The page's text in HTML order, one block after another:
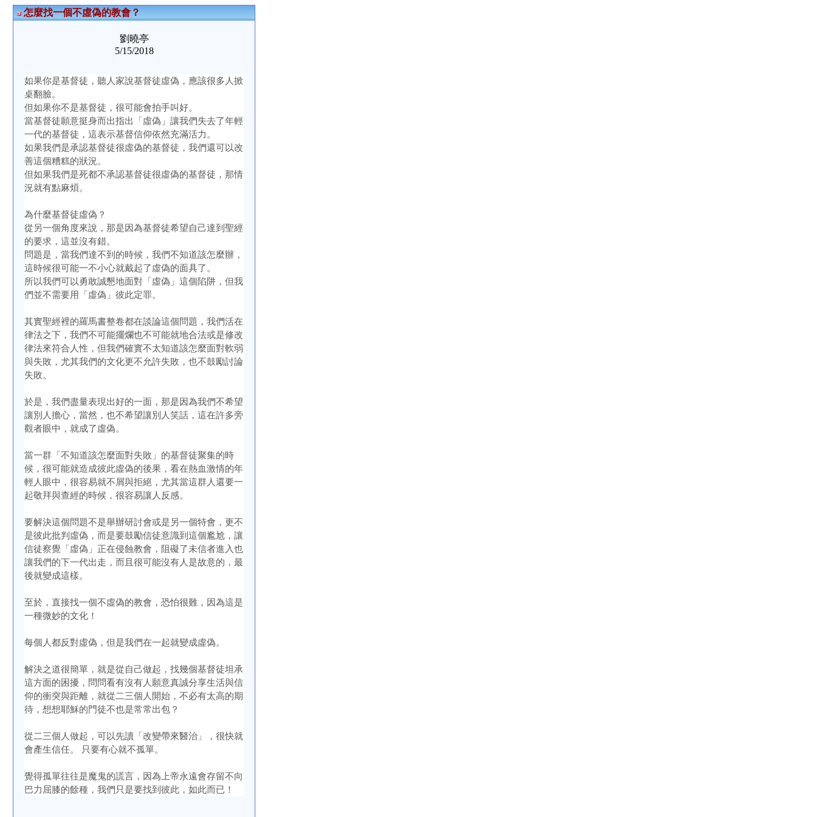
怎麼找一個不虛偽的教會？
劉曉亭
5/15/2018
如果你是基督徒，聽人家說基督徒虛偽，應該很多人掀
桌翻臉。
但如果你不是基督徒，很可能會拍手叫好。
當基督徒願意挺身而出指出「虛偽」讓我們失去了年輕
一代的基督徒，這表示基督信仰依然充滿活力。
如果我們是承認基督徒很虛偽的基督徒，我們還可以改
善這個糟糕的狀況。
但如果我們是死都不承認基督徒很虛偽的基督徒，那情
況就有點麻煩。
為什麼基督徒虛偽？
從另一個角度來說，那是因為基督徒希望自己達到聖經
的要求，這並沒有錯。
問題是，當我們達不到的時候，我們不知道該怎麼辦，
這時候很可能一不小心就戴起了虛偽的面具了。
所以我們可以勇敢誠懇地面對「虛偽」這個陷阱，但我
們並不需要用「虛偽」彼此定罪。
其實聖經裡的羅馬書整卷都在談論這個問題，我們活在
律法之下，我們不可能擺爛也不可能就地合法或是修改
律法來符合人性，但我們確實不太知道該怎麼面對軟弱
與失敗，尤其我們的文化更不允許失敗，也不鼓勵討論
失敗。
於是，我們盡量表現出好的一面，那是因為我們不希望
讓別人擔心，當然，也不希望讓別人笑話，這在許多旁
觀者眼中，就成了虛偽。
當一群「不知道該怎麼面對失敗」的基督徒聚集的時
候，很可能就造成彼此虛偽的後果，看在熱血激情的年
輕人眼中，很容易就不屑與拒絕，尤其當這群人還要一
起敬拜與查經的時候，很容易讓人反感。
要解決這個問題不是舉辦研討會或是另一個特會，更不
是彼此批判虛偽，而是要鼓勵信徒意識到這個尷尬，讓
信徒察覺「虛偽」正在侵蝕教會，阻礙了未信者進入也
讓我們的下一代出走，而且很可能沒有人是故意的，最
後就變成這樣。
至於，直接找一個不虛偽的教會，恐怕很難，因為這是
一種微妙的文化！
每個人都反對虛偽，但是我們在一起就變成虛偽。
解決之道很簡單，就是從自己做起，找幾個基督徒坦承
這方面的困擾，問問看有沒有人願意真誠分享生活與信
仰的衝突與距離，就從二三個人開始，不必有太高的期
待，想想耶穌的門徒不也是常常出包？
從二三個人做起，可以先讀「改變帶來醫治」，很快就
會產生信任。 只要有心就不孤單。
覺得孤單往往是魔鬼的謊言，因為上帝永遠會存留不向
巴力屈膝的餘種，我們只是要找到彼此，如此而已！